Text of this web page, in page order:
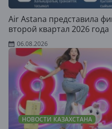
Air Astana представила
второй квартал 2026 года
06.08.2026
НОВОСТИ КАЗАХСТАНА